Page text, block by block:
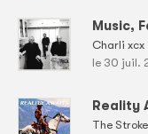
Music,
Charli xcx
le 30 juil.
Reality
The